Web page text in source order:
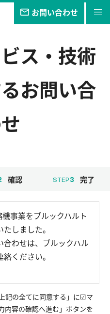
お問い合わせ
お問い合わせ
ス・技術
お問い合
確認 STEP 3 完了
事業をブルックハルト
しました。
わせは、ブルックハル
ください。
記の全てに同意する」に☑マ
内容の確認へ進む」ボタンを